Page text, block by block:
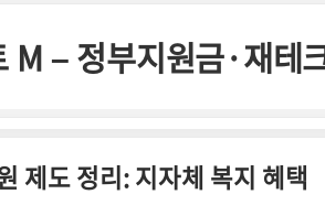
M – 정부지원금·재테
제도 정리: 지자체 복지 혜택